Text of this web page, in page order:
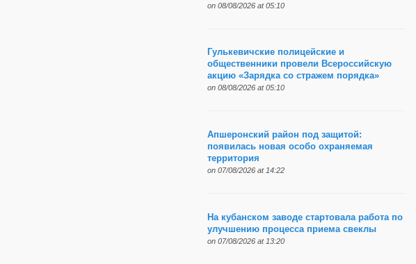
on 08/08/2026 at 05:10
Гулькевичские полицейские и
общественники провели Всероссийскую
акцию «Зарядка со стражем порядка»
on 08/08/2026 at 05:10
Апшеронский район под защитой:
появилась новая особо охраняемая
территория
on 07/08/2026 at 14:22
На кубанском заводе стартовала работа по
улучшению процесса приема свеклы
on 07/08/2026 at 13:20